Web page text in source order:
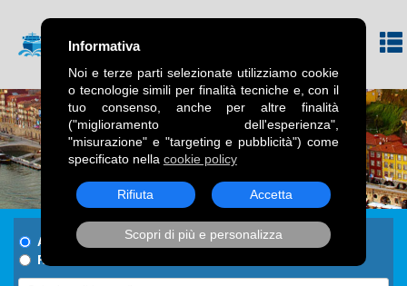
Informativa
Noi e terze parti selezionate utilizziamo cookie
o tecnologie simili per finalità tecniche e, con il
tuo consenso, anche per altre finalità
("miglioramento dell'esperienza",
"misurazione" e "targeting e pubblicità") come
specificato nella cookie policy
Rifiuta Accetta
Scopri di più e personalizza